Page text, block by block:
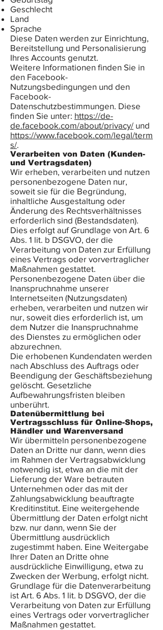
Geschlecht
Land
Sprache
Diese Daten werden zur Einrichtung,
Bereitstellung und Personalisierung
Ihres Accounts genutzt.
Weitere Informationen finden Sie in
den Facebook-
Nutzungsbedingungen und den
Facebook-
Datenschutzbestimmungen. Diese
finden Sie unter: https://de-
de.facebook.com/about/privacy/ und
https://www.facebook.com/legal/term
s/.
Verarbeiten von Daten (Kunden-
und Vertragsdaten)
Wir erheben, verarbeiten und nutzen
personenbezogene Daten nur,
soweit sie für die Begründung,
inhaltliche Ausgestaltung oder
Änderung des Rechtsverhältnisses
erforderlich sind (Bestandsdaten).
Dies erfolgt auf Grundlage von Art. 6
Abs. 1 lit. b DSGVO, der die
Verarbeitung von Daten zur Erfüllung
eines Vertrags oder vorvertraglicher
Maßnahmen gestattet.
Personenbezogene Daten über die
Inanspruchnahme unserer
Internetseiten (Nutzungsdaten)
erheben, verarbeiten und nutzen wir
nur, soweit dies erforderlich ist, um
dem Nutzer die Inanspruchnahme
des Dienstes zu ermöglichen oder
abzurechnen.
Die erhobenen Kundendaten werden
nach Abschluss des Auftrags oder
Beendigung der Geschäftsbeziehung
gelöscht. Gesetzliche
Aufbewahrungsfristen bleiben
unberührt.
Datenübermittlung bei
Vertragsschluss für Online-Shops,
Händler und Warenversand
Wir übermitteln personenbezogene
Daten an Dritte nur dann, wenn dies
im Rahmen der Vertragsabwicklung
notwendig ist, etwa an die mit der
Lieferung der Ware betrauten
Unternehmen oder das mit der
Zahlungsabwicklung beauftragte
Kreditinstitut. Eine weitergehende
Übermittlung der Daten erfolgt nicht
bzw. nur dann, wenn Sie der
Übermittlung ausdrücklich
zugestimmt haben. Eine Weitergabe
Ihrer Daten an Dritte ohne
ausdrückliche Einwilligung, etwa zu
Zwecken der Werbung, erfolgt nicht.
Grundlage für die Datenverarbeitung
ist Art. 6 Abs. 1 lit. b DSGVO, der die
Verarbeitung von Daten zur Erfüllung
eines Vertrags oder vorvertraglicher
Maßnahmen gestattet.